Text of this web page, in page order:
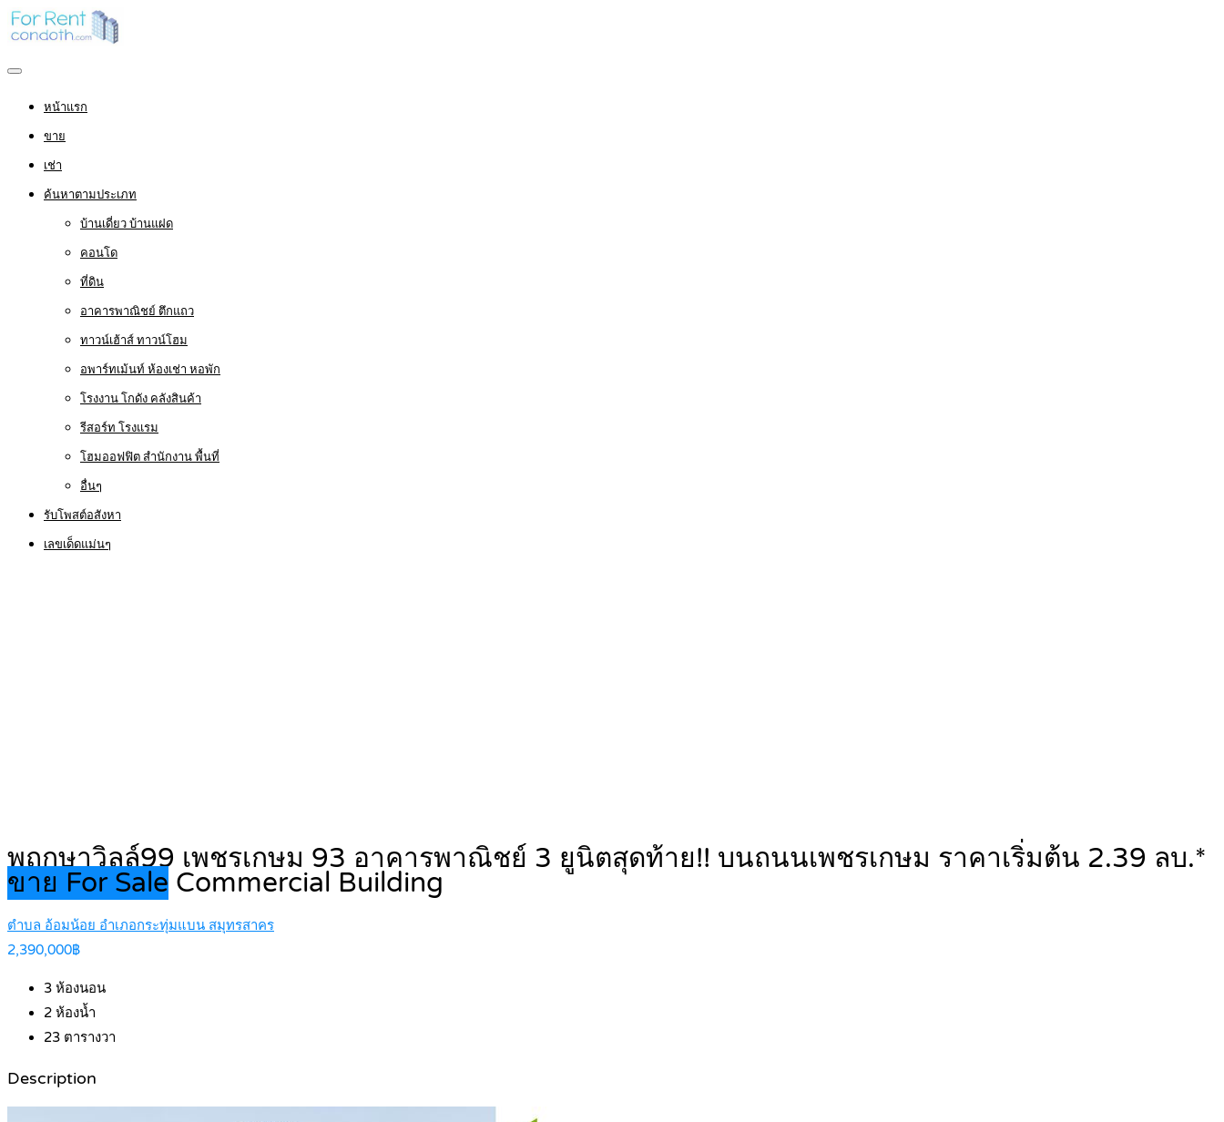
หน้าแรก
ขาย
เช่า
ค้นหาตามประเภท
บ้านเดี่ยว บ้านแฝด
คอนโด
ที่ดิน
อาคารพาณิชย์ ตึกแถว
ทาวน์เฮ้าส์ ทาวน์โฮม
อพาร์ทเม้นท์ ห้องเช่า หอพัก
โรงงาน โกดัง คลังสินค้า
รีสอร์ท โรงแรม
โฮมออฟฟิต สำนักงาน พื้นที่
อื่นๆ
รับโพสต์อสังหา
เลขเด็ดแม่นๆ
พฤกษาวิลล์99 เพชรเกษม 93 อาคารพาณิชย์ 3 ยูนิตสุดท้าย!! บนถนนเพชรเกษม ราคาเริ่มต้น 2.39 ลบ.*
ขาย For Sale Commercial Building
ตำบล อ้อมน้อย อำเภอกระทุ่มแบน สมุทรสาคร
2,390,000฿
3 ห้องนอน
2 ห้องน้ำ
23 ตารางวา
Description